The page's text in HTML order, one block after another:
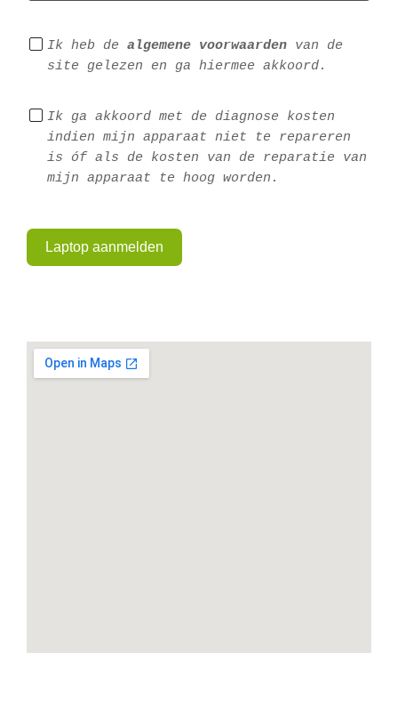
Ik heb de algemene voorwaarden van de
site gelezen en ga hiermee akkoord.
Ik ga akkoord met de diagnose kosten
indien mijn apparaat niet te repareren
is óf als de kosten van de reparatie van
mijn apparaat te hoog worden.
Laptop aanmelden